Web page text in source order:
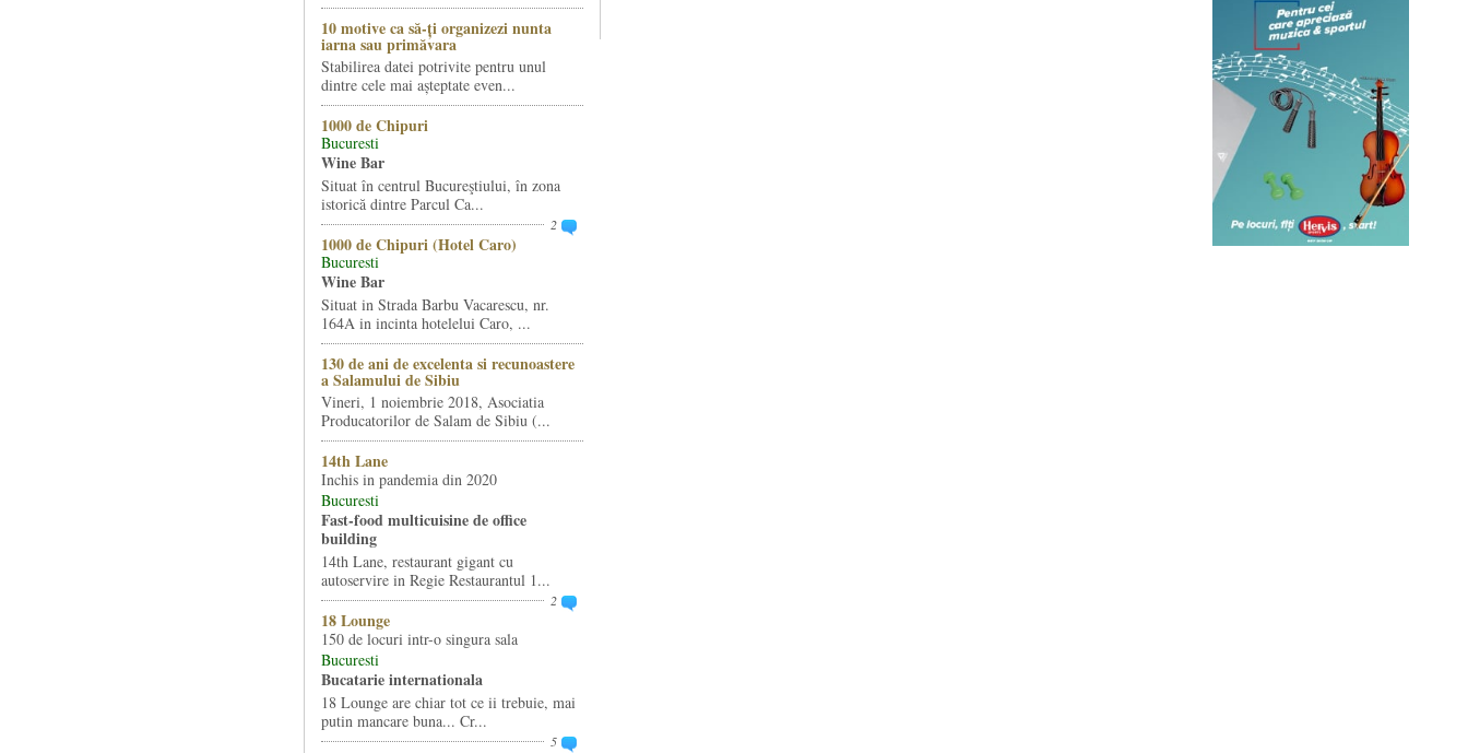
10 motive ca să-ți organizezi nunta
iarna sau primăvara
Stabilirea datei potrivite pentru unul
dintre cele mai așteptate even...
1000 de Chipuri
Bucuresti
Wine Bar
Situat în centrul Bucureştiului, în zona
istorică dintre Parcul Ca...
2
1000 de Chipuri (Hotel Caro)
Bucuresti
Wine Bar
Situat in Strada Barbu Vacarescu, nr.
164A in incinta hotelelui Caro, ...
130 de ani de excelenta si recunoastere
a Salamului de Sibiu
Vineri, 1 noiembrie 2018, Asociatia
Producatorilor de Salam de Sibiu (...
14th Lane
Inchis in pandemia din 2020
Bucuresti
Fast-food multicuisine de office
building
14th Lane, restaurant gigant cu
autoservire in Regie Restaurantul 1...
2
18 Lounge
150 de locuri intr-o singura sala
Bucuresti
Bucatarie internationala
18 Lounge are chiar tot ce ii trebuie, mai
putin mancare buna... Cr...
5